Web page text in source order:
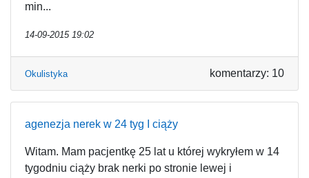
min...
14-09-2015 19:02
Okulistyka komentarzy: 10
agenezja nerek w 24 tyg I ciąży
Witam. Mam pacjentkę 25 lat u której wykryłem w 14
tygodniu ciąży brak nerki po stronie lewej i